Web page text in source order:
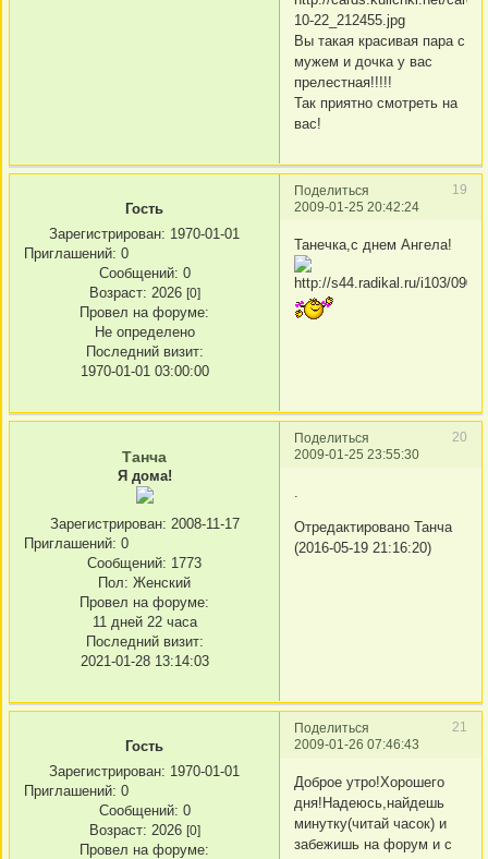
Вы такая красивая пара с
мужем и дочка у вас
прелестная!!!!!
Так приятно смотреть на
вас!
Поделиться
19
2009-01-25 20:42:24
Гость
Зарегистрирован: 1970-01-01
Приглашений: 0
Сообщений: 0
Возраст: 2026 [0]
Провел на форуме:
Не определено
Последний визит:
1970-01-01 03:00:00
Танечка,с днем Ангела!
Поделиться
20
2009-01-25 23:55:30
Танча
Я дома!
Зарегистрирован: 2008-11-17
Приглашений: 0
Сообщений: 1773
Пол: Женский
Провел на форуме:
11 дней 22 часа
Последний визит:
2021-01-28 13:14:03
.
Отредактировано Танча
(2016-05-19 21:16:20)
Поделиться
21
2009-01-26 07:46:43
Гость
Зарегистрирован: 1970-01-01
Приглашений: 0
Сообщений: 0
Возраст: 2026 [0]
Провел на форуме:
Доброе утро!Хорошего
дня!Надеюсь,найдешь
минутку(читай часок) и
забежишь на форум и с